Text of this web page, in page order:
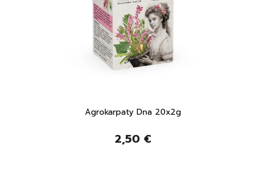
Agrokarpaty Dna 20x2g
2,50 €